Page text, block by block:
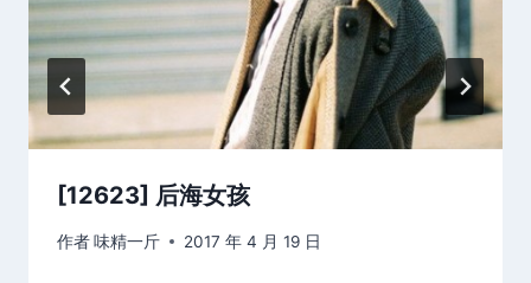
[12623] 后海女孩
作者味精一斤 2017 年 4 月 19 日